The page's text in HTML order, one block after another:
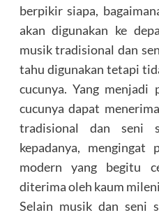
berpikir siapa,
akan digunakan ke
musik tradisional dan
tahu digunakan tetapi
cucunya. Yang menjadi
cucunya dapat
tradisional dan seni
kepadanya, mengingat
modern yang begitu
diterima oleh kaum
Selain musik dan seni